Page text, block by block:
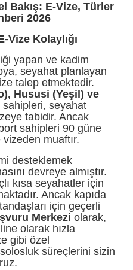
Bakış: E-Vize, Türler
2026
Vize Kolaylığı
yapan ve kadim
seyahat planlayan
talep etmektedir.
Hususi (Yeşil) ve
sahipleri, seyahat
tabidir. Ancak
sahipleri 90 güne
muaftır.
desteklemek
devreye almıştır.
kısa seyahatler için
Ancak kapıda
için geçerli
Merkezi olarak,
olarak hızla
gibi özel
süreçlerini sizin